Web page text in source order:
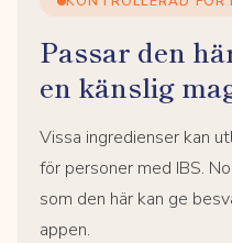
Passar den
en känslig
Vissa ingredienser kan
för personer med IBS.
som den här kan ge
appen.